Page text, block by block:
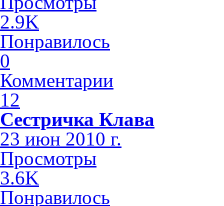
2.9K
Понравилось
0
Комментарии
12
Сестричка Клава
23 июн 2010 г.
Просмотры
3.6K
Понравилось